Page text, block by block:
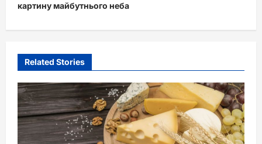
n
a
g
a
t
i
картину майбутнього неба
Related Stories